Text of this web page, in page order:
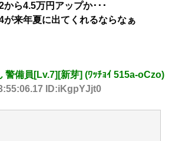
ら4.5万円アップか･･･
が来年夏に出てくれるならなぁ
警備員[Lv.7][新芽] (ﾜｯﾁｮｲ 515a-oCzo)
ID:iKgpYJjt0